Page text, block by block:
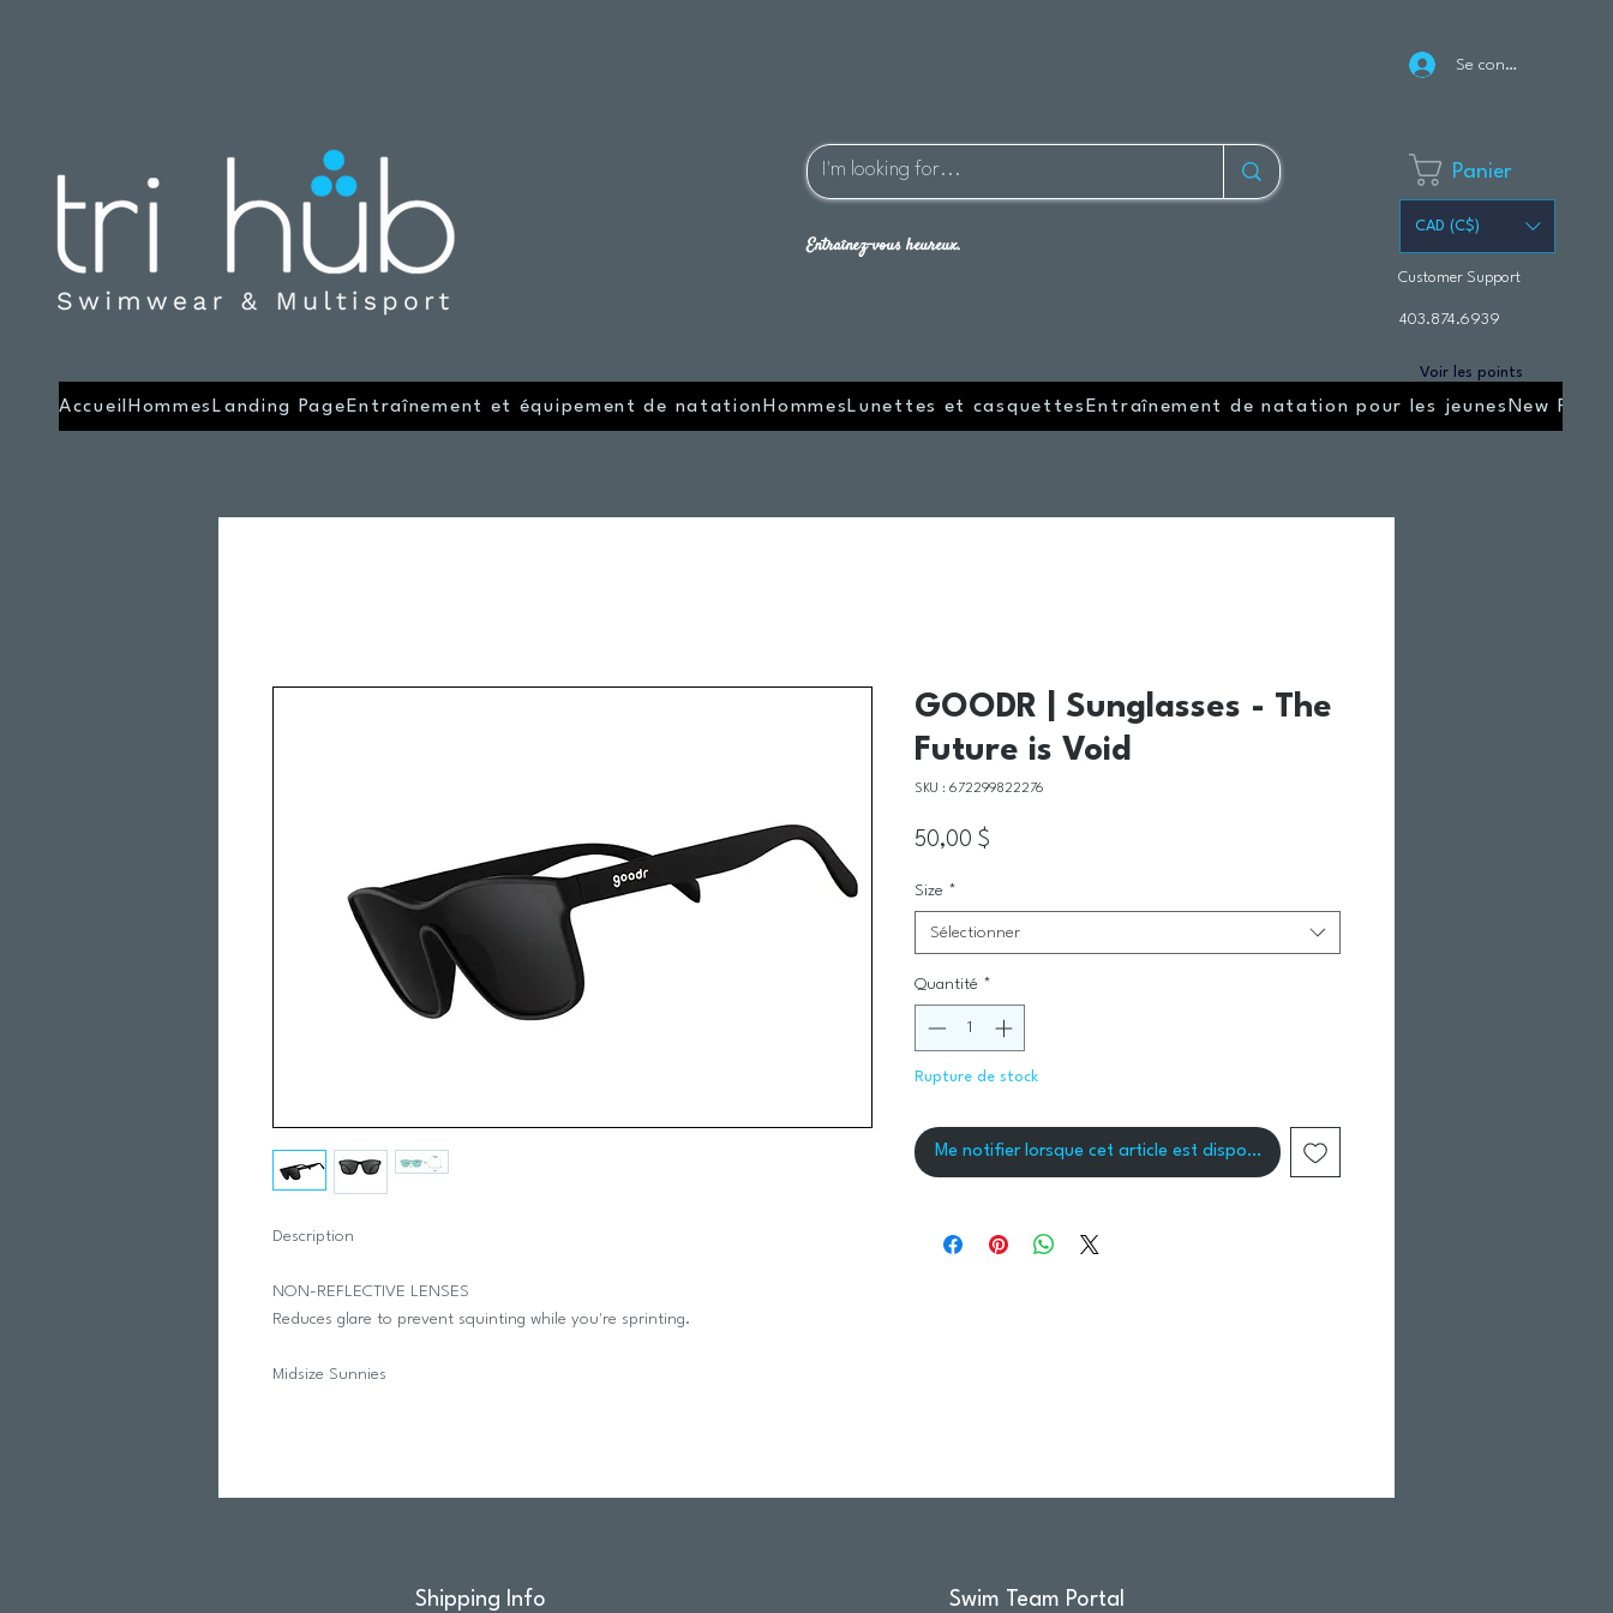
Se connecter
Entraînez-vous heureux.
Panier
CAD (C$)
Customer Support
403.874.6939
Voir les points
Accueil Hommes Landing Page Entraînement et équipement de natation Hommes Lunettes et casquettes Entraînement de natation pour les jeunes New Page
Description
NON-REFLECTIVE LENSES
Reduces glare to prevent squinting while you're sprinting.
Midsize Sunnies
GOODR | Sunglasses - The
Future is Void
SKU : 672299822276
50,00 $
Size *
Sélectionner
Quantité *
Rupture de stock
Me notifier lorsque cet article est disponible
Shipping Info Swim Team Portal